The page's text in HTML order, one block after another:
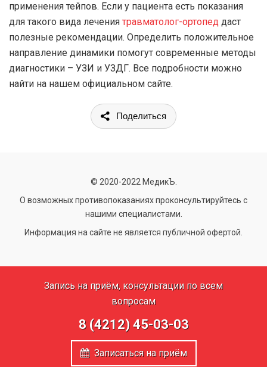
применения тейпов. Если у пациента есть показания
для такого вида лечения травматолог-ортопед даст
полезные рекомендации. Определить положительное
направление динамики помогут современные методы
диагностики – УЗИ и УЗДГ. Все подробности можно
найти на нашем официальном сайте.
Поделиться
© 2020-2022 МедикЪ.
О возможных противопоказаниях проконсультируйтесь с
нашими специалистами.
Информация на сайте не является публичной офертой.
Запись на приём, консультации по всем
вопросам
8 (4212) 45-03-03
Записаться на приём